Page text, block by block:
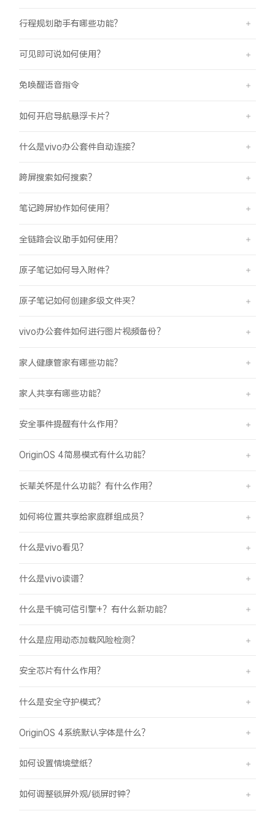
行程规划助手有哪些功能？
可见即可说如何使用？
免唤醒语音指令
如何开启导航悬浮卡片？
什么是vivo办公套件自动连接？
跨屏搜索如何搜索？
笔记跨屏协作如何使用？
全链路会议助手如何使用？
原子笔记如何导入附件？
原子笔记如何创建多级文件夹？
vivo办公套件如何进行图片视频备份？
家人健康管家有哪些功能？
家人共享有哪些功能？
安全事件提醒有什么作用？
OriginOS 4简易模式有什么功能？
长辈关怀是什么功能？有什么作用？
如何将位置共享给家庭群组成员？
什么是vivo看见？
什么是vivo读谱？
什么是千镜可信引擎+？有什么新功能？
什么是应用动态加载风险检测？
安全芯片有什么作用？
什么是安全守护模式？
OriginOS 4系统默认字体是什么？
如何设置情境壁纸？
如何调整锁屏外观/锁屏时钟？